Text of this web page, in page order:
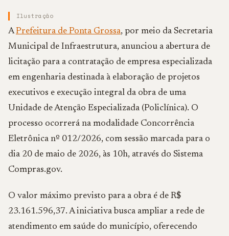
Ilustração
APrefeitura de Ponta Grossa, por meio da Secretaria
Municipal de Infraestrutura, anunciou a abertura de
licitação para a contratação de empresa especializada
em engenharia destinada à elaboração de projetos
executivos e execução integral da obra de uma
Unidade de Atenção Especializada (Policlínica). O
processo ocorrerá na modalidade Concorrência
Eletrônica nº 012/2026, com sessão marcada para o
dia 20 de maio de 2026, às 10h, através do Sistema
Compras.gov.
O valor máximo previsto para a obra é de R$
23.161.596,37. A iniciativa busca ampliar a rede de
atendimento em saúde do município, oferecendo